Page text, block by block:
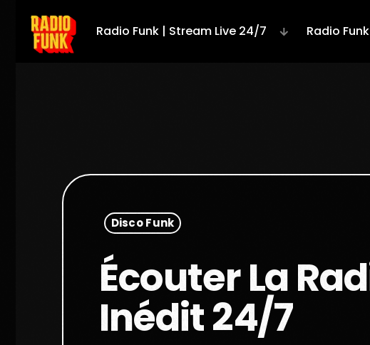
Radio Funk | Stream Live 24/7 Radio
Disco Funk
Écouter La
Inédit 24/7